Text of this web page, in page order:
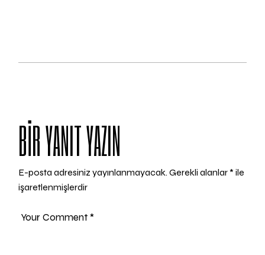
BIR YANIT YAZIN
E-posta adresiniz yayınlanmayacak. Gerekli alanlar* ile
işaretlenmişlerdir